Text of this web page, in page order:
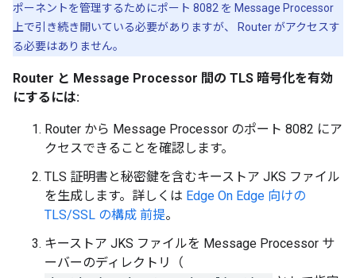
ポーネントを管理するためにポート 8082 を Message Processor
上で引き続き開いている必要がありますが、 Router がアクセスす
る必要はありません。
Router と Message Processor 間の TLS 暗号化を有効
にするには:
Router から Message Processor のポート 8082 にア
クセスできることを確認します。
TLS 証明書と秘密鍵を含むキーストア JKS ファイル
を生成します。詳しくは Edge On Edge 向けの
TLS/SSL の構成 前提。
キーストア JKS ファイルを Message Processor サ
ーバーのディレクトリ（